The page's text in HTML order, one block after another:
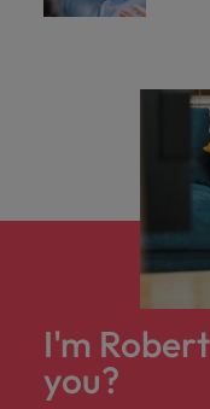
I'm
you?